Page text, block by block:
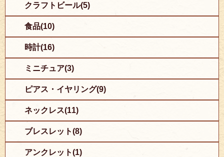
クラフトビール(5)
食品(10)
時計(16)
ミニチュア(3)
ピアス・イヤリング(9)
ネックレス(11)
ブレスレット(8)
アンクレット(1)